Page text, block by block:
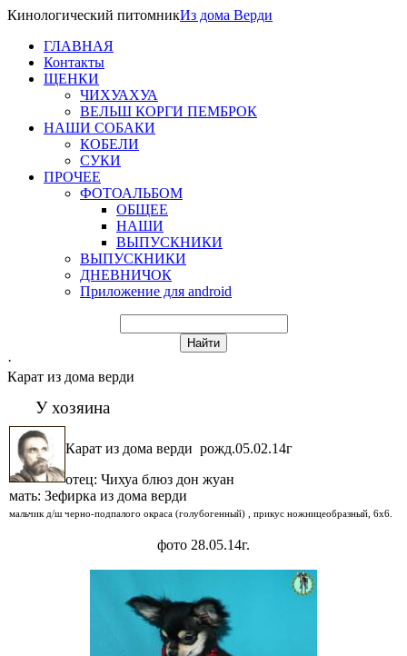
Кинологический питомникИз дома Верди
ГЛАВНАЯ
Контакты
ЩЕНКИ
ЧИХУАХУА
ВЕЛЬШ КОРГИ ПЕМБРОК
НАШИ СОБАКИ
КОБЕЛИ
СУКИ
ПРОЧЕЕ
ФОТОАЛЬБОМ
ОБЩЕЕ
НАШИ
ВЫПУСКНИКИ
ВЫПУСКНИКИ
ДНЕВНИЧОК
Приложение для android
·
Карат из дома верди
У хозяина
Карат из дома верди рожд.05.02.14г
отец: Чихуа блюз дон жуан
мать: Зефирка из дома верди
мальчик д/ш черно-подпалого окраса (голубогенный) , прикус ножницеобразный, 6х6.
фото 28.05.14г.